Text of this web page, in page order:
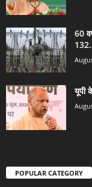
60
यूपी
POPULAR CATEGORY